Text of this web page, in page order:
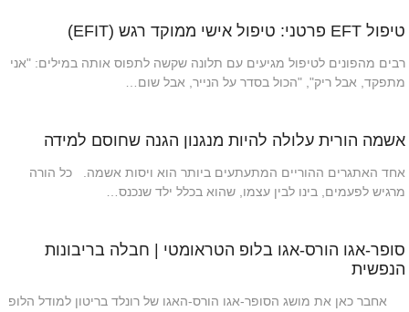
טיפול EFT פרטני: טיפול אישי ממוקד רגש (EFIT)
רבים מהפונים לטיפול מגיעים עם תלונה שקשה לתפוס אותה במילים: "אני
מתפקד, אבל ריק", "הכול בסדר על הנייר, אבל שום…
אשמה הורית עלולה להיות מנגנון הגנה שחוסם למידה
אחד האתגרים ההוריים המתעתעים ביותר הוא ויסות אשמה. כל הורה
מרגיש לפעמים, בינו לבין עצמו, שהוא בכלל ילד שנכנס…
סופר-אגו הורס-אגו בלופ הטראומטי | חבלה בריבונות
הנפשית
אחבר כאן את מושג הסופר-אגו הורס-האגו של רונלד בריטון למודל הלופ